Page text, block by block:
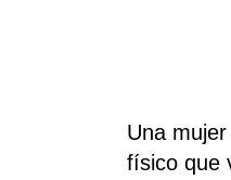
Una
físico que